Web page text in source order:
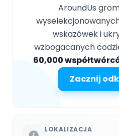
AroundUs
wskazówek i
wzbogacanych
60,000
Zacznij
LOKALIZACJA